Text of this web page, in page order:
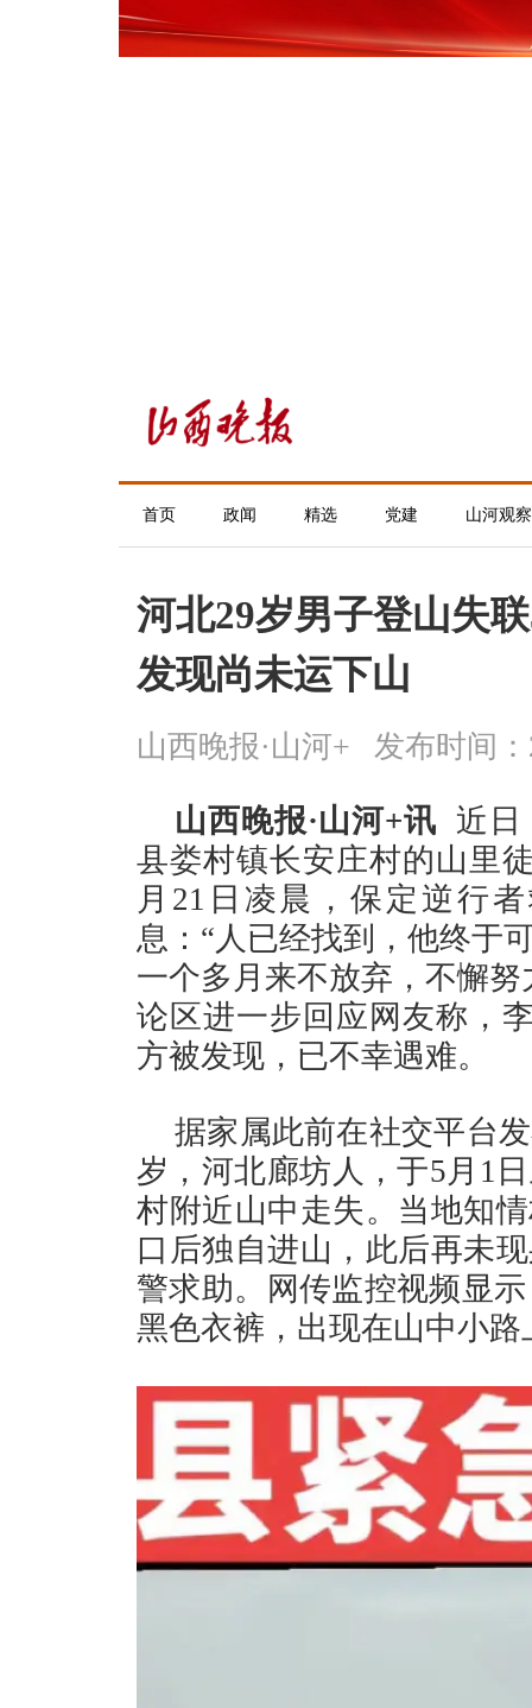
首页 政闻 精选 党建 山河观察
河北29岁男子登山失
发现尚未运下山
山西晚报·山河+ 发布时间：
山西晚报·山河+讯 近日
县娄村镇长安庄村的山里
月21日凌晨，保定逆行
息：“人已经找到，他终于
一个多月来不放弃，不懈
论区进一步回应网友称，
方被发现，已不幸遇难。
据家属此前在社交平台
岁，河北廊坊人，于5月1
村附近山中走失。当地知
口后独自进山，此后再未
警求助。网传监控视频显
黑色衣裤，出现在山中小路